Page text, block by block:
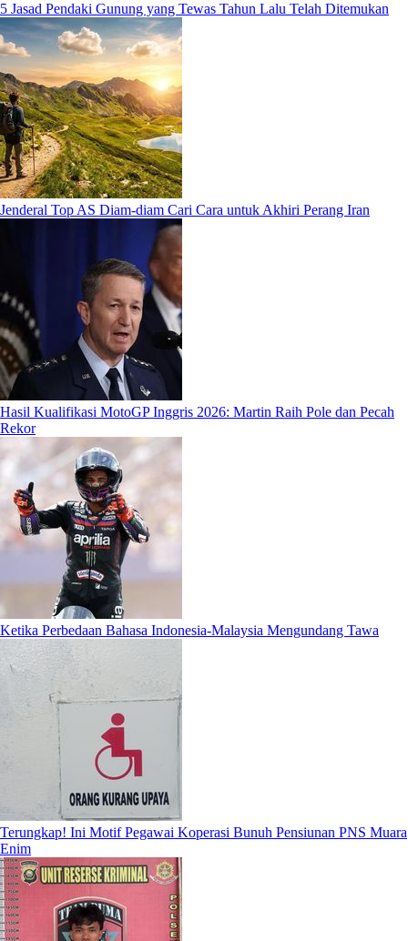
5 Jasad Pendaki Gunung yang Tewas Tahun Lalu Telah Ditemukan
Jenderal Top AS Diam-diam Cari Cara untuk Akhiri Perang Iran
Hasil Kualifikasi MotoGP Inggris 2026: Martin Raih Pole dan Pecah
Rekor
Ketika Perbedaan Bahasa Indonesia-Malaysia Mengundang Tawa
Terungkap! Ini Motif Pegawai Koperasi Bunuh Pensiunan PNS Muara
Enim